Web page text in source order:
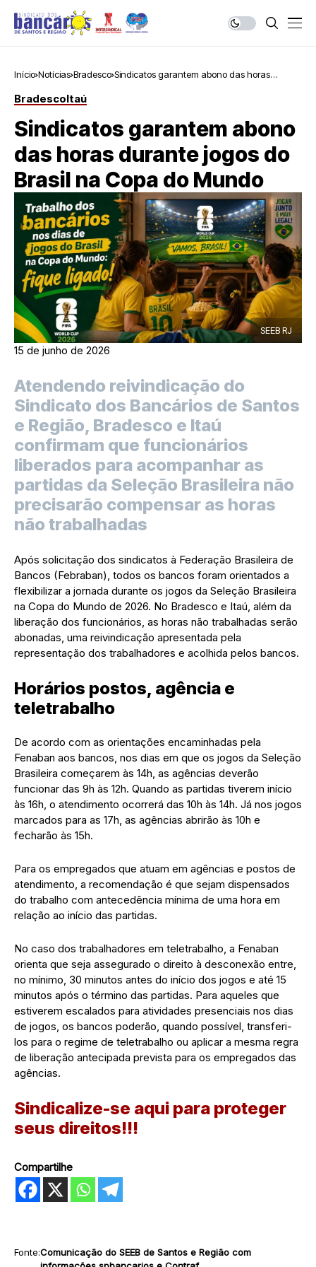
Início Notícias Bradesco Sindicatos garantem abono das horas
BradescoItaú
Sindicatos garantem abono
das horas durante jogos do
Brasil na Copa do Mundo
SEEB RJ
15 de junho de 2026
Atendendo reivindicação do
Sindicato dos Bancários de Santos
e Região, Bradesco e Itaú
confirmam que funcionários
liberados para acompanhar as
partidas da Seleção Brasileira não
precisarão compensar as horas
não trabalhadas
Após solicitação dos sindicatos à Federação Brasileira de
Bancos (Febraban), todos os bancos foram orientados a
flexibilizar a jornada durante os jogos da Seleção Brasileira
na Copa do Mundo de 2026. No Bradesco e Itaú, além da
liberação dos funcionários, as horas não trabalhadas serão
abonadas, uma reivindicação apresentada pela
representação dos trabalhadores e acolhida pelos bancos.
Horários postos, agência e
teletrabalho
De acordo com as orientações encaminhadas pela
Fenaban aos bancos, nos dias em que os jogos da Seleção
Brasileira começarem às 14h, as agências deverão
funcionar das 9h às 12h. Quando as partidas tiverem início
às 16h, o atendimento ocorrerá das 10h às 14h. Já nos jogos
marcados para as 17h, as agências abrirão às 10h e
fecharão às 15h.
Para os empregados que atuam em agências e postos de
atendimento, a recomendação é que sejam dispensados
do trabalho com antecedência mínima de uma hora em
relação ao início das partidas.
No caso dos trabalhadores em teletrabalho, a Fenaban
orienta que seja assegurado o direito à desconexão entre,
no mínimo, 30 minutos antes do início dos jogos e até 15
minutos após o término das partidas. Para aqueles que
estiverem escalados para atividades presenciais nos dias
de jogos, os bancos poderão, quando possível, transferi-
los para o regime de teletrabalho ou aplicar a mesma regra
de liberação antecipada prevista para os empregados das
agências.
Sindicalize-se aqui para proteger
seus direitos!!!
Compartilhe
Fonte:Comunicação do SEEB de Santos e Região com